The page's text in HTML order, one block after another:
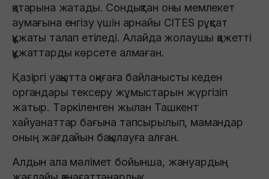
қатарына жатады. Сондықтан оны мемлекет
аумағына енгізу үшін арнайы CITES рұқсат
құжаты талап етіледі. Алайда жолаушы қажетті
құжаттарды көрсете алмаған.
Қазіргі уақытта оқиғаға байланысты кеден
органдары тексеру жұмыстарын жүргізіп
жатыр. Тәркіленген жылан Ташкент
хайуанаттар бағына тапсырылып, мамандар
оның жағдайын бақылауға алған.
Алдын ала мәлімет бойынша, жануардың